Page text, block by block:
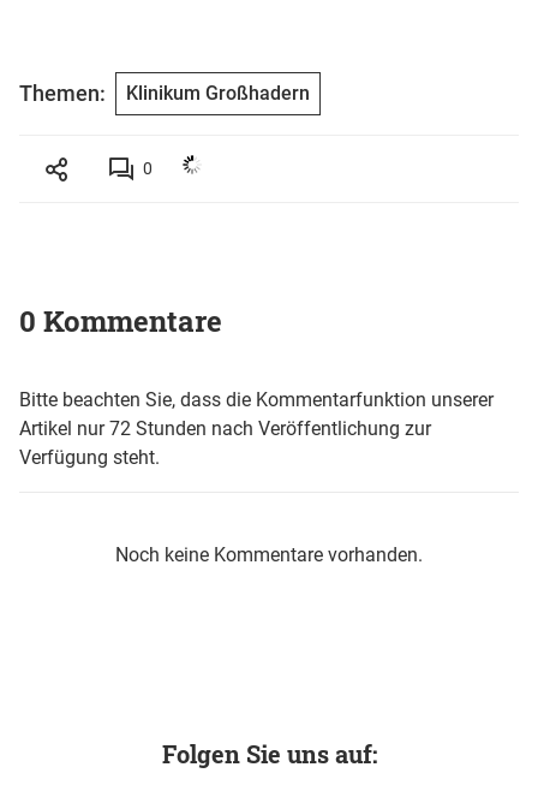
Themen: Klinikum Großhadern
0
0 Kommentare
Bitte beachten Sie, dass die Kommentarfunktion unserer
Artikel nur 72 Stunden nach Veröffentlichung zur
Verfügung steht.
Noch keine Kommentare vorhanden.
Folgen Sie uns auf: